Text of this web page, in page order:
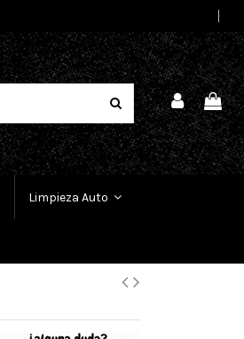
Limpieza Auto